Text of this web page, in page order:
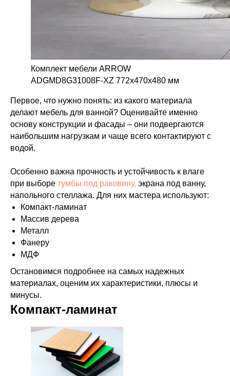
Комплект мебели ARROW
ADGMD8G31008F-XZ 772х470х480 мм
Первое, что нужно понять: из какого материала
делают мебель для ванной? Оценивайте именно
основу конструкции и фасады – они подвергаются
наибольшим нагрузкам и чаще всего контактируют с
водой.
Особенно важна прочность и устойчивость к влаге
при выборе тумбы под раковину, экрана под ванну,
напольного стеллажа. Для них мастера используют:
Компакт-ламинат
Массив дерева
Металл
Фанеру
МДФ
Остановимся подробнее на самых надежных
материалах, оценим их характеристики, плюсы и
минусы.
Компакт-ламинат